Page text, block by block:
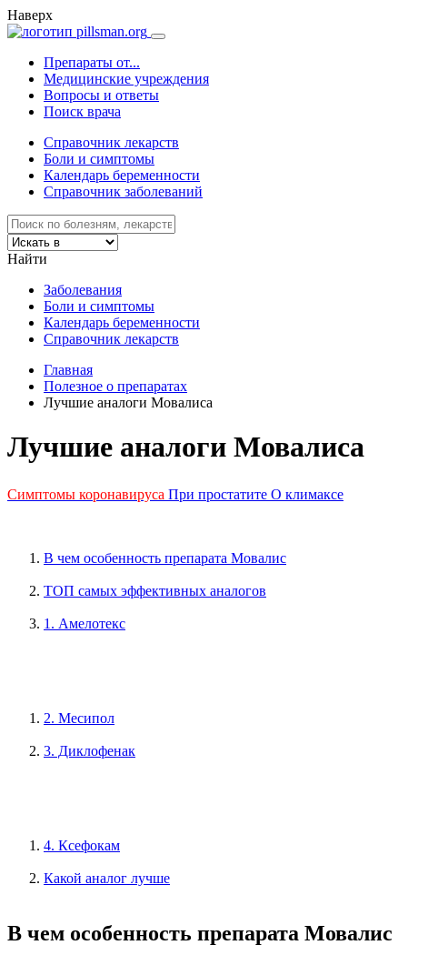
Наверх
Препараты от...
Медицинские учреждения
Вопросы и ответы
Поиск врача
Справочник лекарств
Боли и симптомы
Календарь беременности
Справочник заболеваний
Найти
Заболевания
Боли и симптомы
Календарь беременности
Справочник лекарств
Главная
Полезное о препаратах
Лучшие аналоги Мовалиса
Лучшие аналоги Мовалиса
Симптомы коронавируса При простатите О климаксе
В чем особенность препарата Мовалис
ТОП самых эффективных аналогов
1. Амелотекс
2. Месипол
3. Диклофенак
4. Ксефокам
Какой аналог лучше
В чем особенность препарата Мовалис